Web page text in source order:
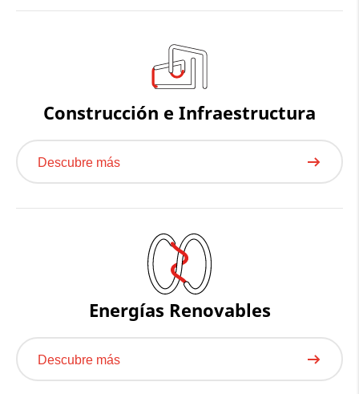
Construcción e Infraestructura
Descubre más
Energías Renovables
Descubre más